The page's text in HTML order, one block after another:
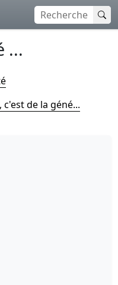
...
de la géné...